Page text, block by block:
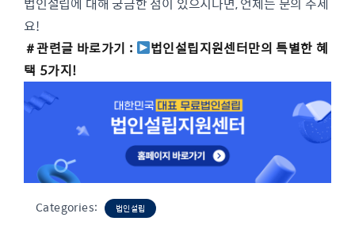
요!
＃관련글 바로가기 :
법인설립지원센터만의 특별한 혜
택 5가지!
Categories: 법인설립